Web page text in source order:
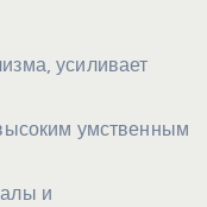
усиливает
умственным
и